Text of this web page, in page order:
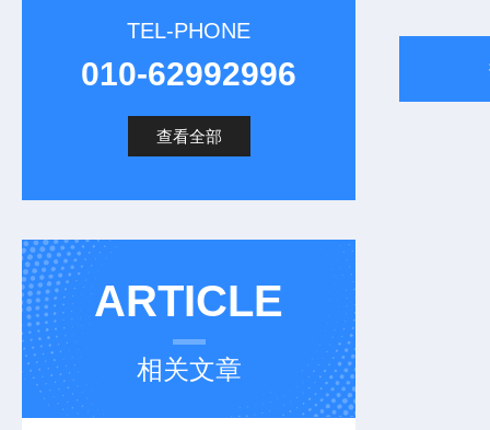
TEL-PHONE
010-62992996
查看全部
ARTICLE
相关文章